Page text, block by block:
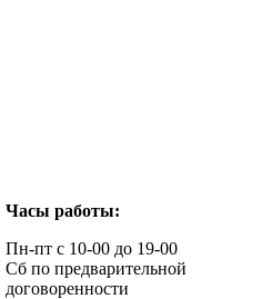
Часы работы:
Пн-пт с 10-00 до 19-00
Сб по предварительной
договоренности